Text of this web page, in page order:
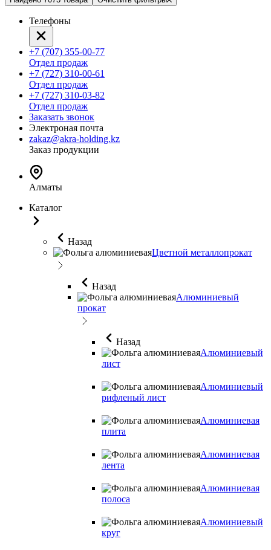
Телефоны
+7 (707) 355-00-77
Отдел продаж
+7 (727) 310-00-61
Отдел продаж
+7 (727) 310-03-82
Отдел продаж
Заказать звонок
Электроная почта
zakaz@akra-holding.kz
Заказ продукции
Алматы
Каталог
Назад
Цветной металлопрокат
Назад
Алюминиевый
прокат
Назад
Алюминиевый
лист
Алюминиевый
рифленый лист
Алюминиевая
плита
Алюминиевая
лента
Алюминиевая
полоса
Алюминиевый
круг